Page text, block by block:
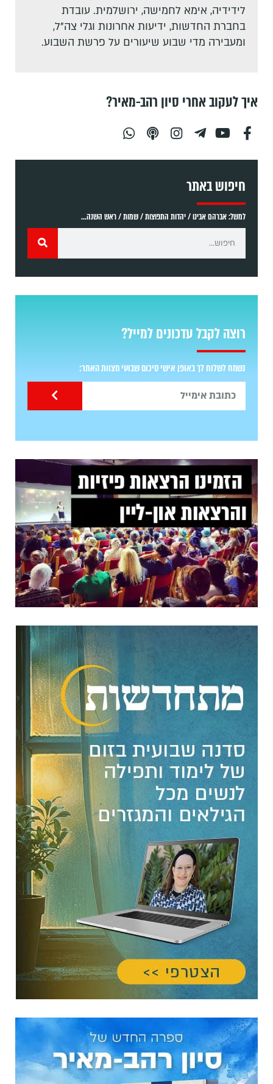
לידידיה, אימא לחמישה, ירושלמית. עובדת
בחברת החדשות, ידיעות אחרונות וגלי צה"ל,
ומעבירה מדי שבוע שיעורים על פרשת השבוע.
איך לעקוב אחרי סיון רהב-מאיר?
חיפוש באתר
למשל: אברהם אבינו / יהדות התפוצות / שמות / ראש השנה...
רוצה לקבל עדכונים למייל?
נשמח לשלוח לך באופן אישי סיכום שבועי מצוות האתר: